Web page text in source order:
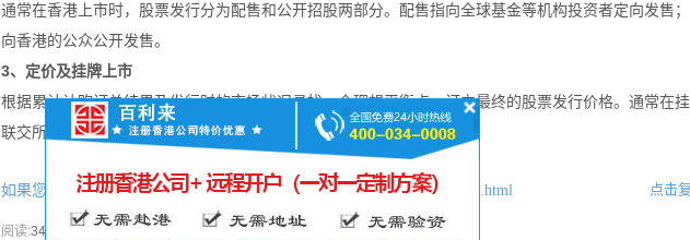
通常在香港上市时，股票发行分为配售和公开招股两部分。配售指向全球基金等机构投资者定向发售
向香港的公众公开发售。
3、定价及挂牌上市
根据累计认购订单结果及发行时的市场状况寻找一个理想平衡点，订立最终的股票发行价格。通常在
联交所交易大堂会举行一个简单而隆重的挂牌仪式。
如果您喜欢本文可将网址：http://www.hkgcr.com/gognsishangshi/chengxu.html 点击
阅读:341次 分享本文